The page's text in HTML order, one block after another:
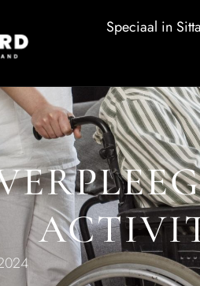
Speciaal in